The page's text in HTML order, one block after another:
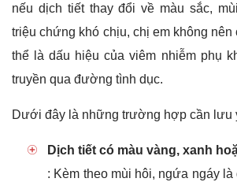
nếu dịch tiết thay đổi về màu sắc,
triệu chứng khó chịu, chị em không nên
thể là dấu hiệu của viêm nhiễm phụ
truyền qua đường tình dục.
Dưới đây là những trường hợp cần lưu
Dịch tiết có màu vàng, xanh
: Kèm theo mùi hôi, ngứa ngáy